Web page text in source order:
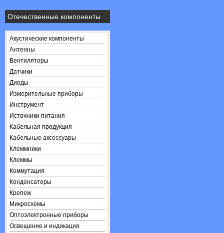
Отечественные компоненты
Акустические компоненты
Антенны
Вентиляторы
Датчики
Диоды
Измерительные приборы
Инструмент
Источники питания
Кабельная продукция
Кабельные аксессуары
Клеммники
Клеммы
Коммутация
Конденсаторы
Крепеж
Микросхемы
Оптоэлектронные приборы
Освещение и индикация